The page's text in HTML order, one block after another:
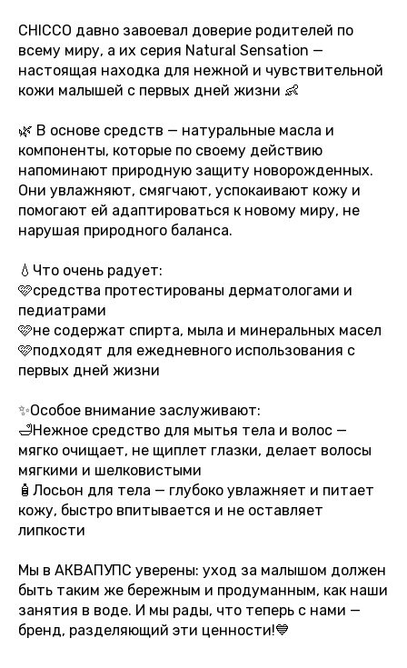
CHICCO давно завоевал доверие родителей по
всему миру, а их серия Natural Sensation —
настоящая находка для нежной и чувствительной
кожи малышей с первых дней жизни 👶
🌿 В основе средств — натуральные масла и
компоненты, которые по своему действию
напоминают природную защиту новорожденных.
Они увлажняют, смягчают, успокаивают кожу и
помогают ей адаптироваться к новому миру, не
нарушая природного баланса.
💧Что очень радует:
🩷средства протестированы дерматологами и
педиатрами
🩷не содержат спирта, мыла и минеральных масел
🩷подходят для ежедневного использования с
первых дней жизни
✨Особое внимание заслуживают:
🛁Нежное средство для мытья тела и волос —
мягко очищает, не щиплет глазки, делает волосы
мягкими и шелковистыми
🧴Лосьон для тела — глубоко увлажняет и питает
кожу, быстро впитывается и не оставляет
липкости
Мы в АКВАПУПС уверены: уход за малышом должен
быть таким же бережным и продуманным, как наши
занятия в воде. И мы рады, что теперь с нами —
бренд, разделяющий эти ценности!💙